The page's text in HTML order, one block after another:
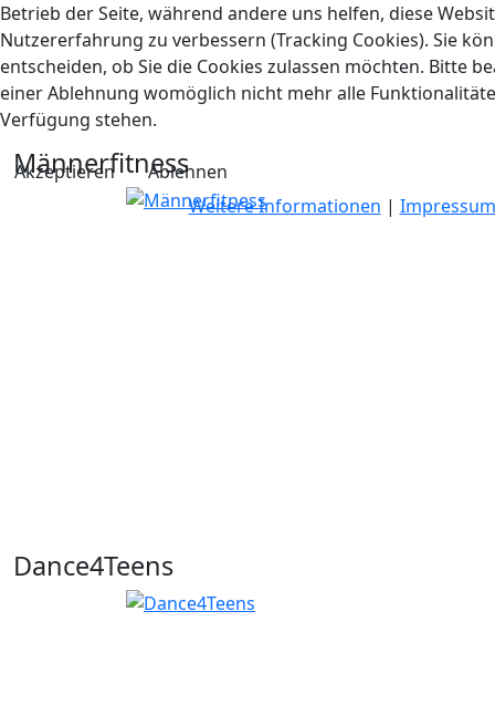
Männerfitness
Dance4Teens
Betrieb der Seite, während andere uns helfen, diese
Nutzererfahrung zu verbessern (Tracking Cookies). Sie
entscheiden, ob Sie die Cookies zulassen möchten. Bitte
einer Ablehnung womöglich nicht mehr alle
Verfügung stehen.
Akzeptieren
Ablehnen
Weitere Informationen | Impressum